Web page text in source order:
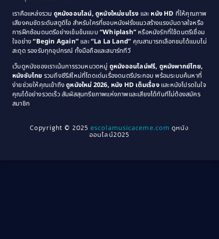
Coming of Age ก้าวพ้นวัย(1)
Coming-of-Age(3)
Community(1)
Crime อาชญากรรม(78)
Cult Film(4)
1979
1978
1976
1975
1974
1971
1970
1969
1968
1964
1963
1940
เราคือแหล่งรวม ดูหนังออนไลน์, ดูหนังใหม่ชนโรง และ หนัง HD ที่ให้คุณภาพ
เสียงคมชัดระดับสตูดิโอ สำหรับใครที่ชอบหนังฝรั่งแนวสร้างแรงบันดาลใจหรือ
การฝึกซ้อมดนตรีอย่างเข้มข้นแบบ “Whiplash” หรือหนังรักที่ใช้ดนตรีเชื่อม
ใจอย่าง“Begin Again” และ“La La Land” คุณสามารถเลือกชมได้แบบไม่
สะดุด รองรับทุกอุปกรณ์ ทั้งมือถือและสมาร์ททีวี
เว็บดูหนังของเราเน้นการรวมหมวดหมู่ ดูหนังออนไลน์ฟรี, ดูหนังพากย์ไทย,
หนังซับไทย รวมถึงซีรีส์ใหม่ที่โดดเด่นเรื่องดนตรีประกอบ พร้อมระบบค้นหาที่
ง่ายช่วยให้คุณเข้าถึงดูหนังใหม่ 2026, หนัง HD เต็มเรื่องและหนังโปรดในใจ
คุณได้อย่างรวดเร็ว สัมผัสสุนทรียภาพแห่งภาพและเสียงได้ทันทีไม่ต้องสมัคร
สมาชิก
Copyright © 2025escolamusicaceme.com ดูหนัง
ออนไลน์2025